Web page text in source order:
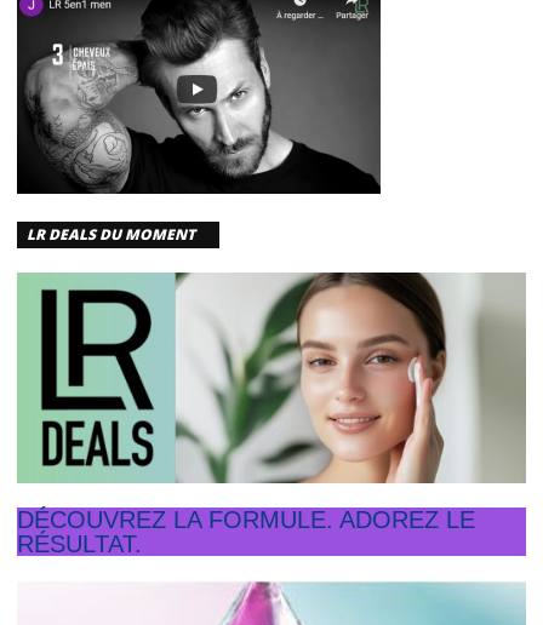
LR DEALS DU MOMENT
DÉCOUVREZ LA FORMULE. ADOREZ LE
RÉSULTAT.